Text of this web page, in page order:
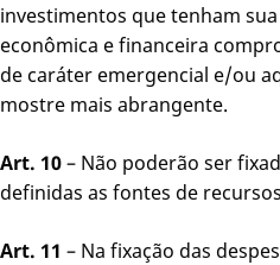
investimentos que tenham
econômica e financeira
de caráter emergencial e/ou
mostre mais abrangente.
Art. 10– Não poderão ser
definidas as fontes de
Art. 11 – Na fixação das